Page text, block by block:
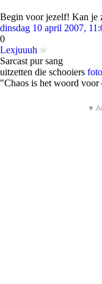
Begin voor jezelf! Kan je
dinsdag 10 april 2007,
0
Lexjuuuh
Sarcast pur sang
uitzetten die schooiers foto
"Chaos is het woord
▼